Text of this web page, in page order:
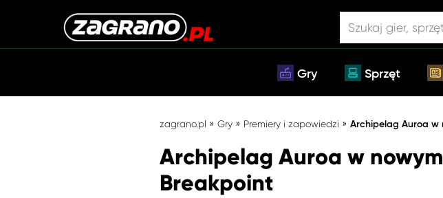
Gry Sprzęt
zagrano.pl » Gry » Premiery i zapowiedzi » Archipelag Auroa w
Archipelag Auroa w
Breakpoint